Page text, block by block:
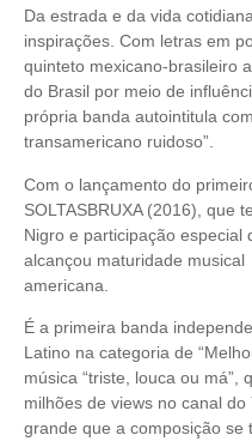
Da estrada e da vida
inspirações. Com letras em
quinteto mexicano-brasileiro
do Brasil por meio de
própria banda autointitula
transamericano ruidoso”.
Com o lançamento do
SOLTASBRUXA (2016), que
Nigro e participação especial
alcançou maturidade
americana.
É a primeira banda
Latino na categoria de
música “triste, louca ou má”,
milhões de views no canal
grande que a composição se